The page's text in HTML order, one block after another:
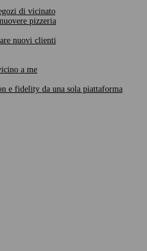
di vicinato
pizzeria
nuovi clienti
a me
e fidelity da una sola piattaforma